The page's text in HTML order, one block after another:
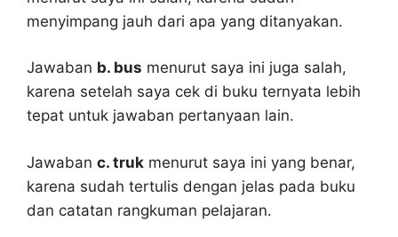
menyimpang jauh dari apa yang ditanyakan.
Jawaban b. bus menurut saya ini juga salah,
karena setelah saya cek di buku ternyata lebih
tepat untuk jawaban pertanyaan lain.
Jawaban c. truk menurut saya ini yang benar,
karena sudah tertulis dengan jelas pada buku
dan catatan rangkuman pelajaran.